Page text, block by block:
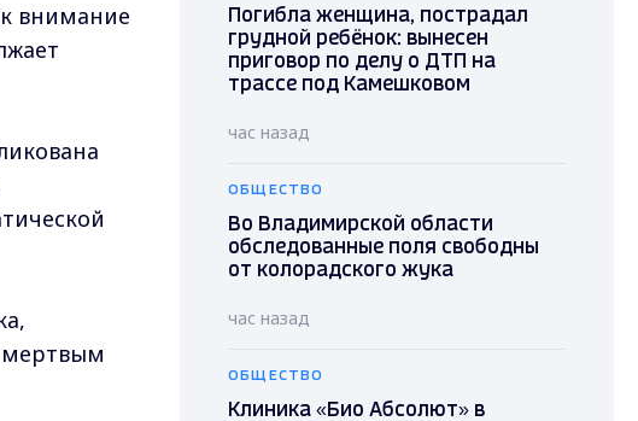
внимание
мертвым
Погибла женщина, пострадал
грудной ребёнок: вынесен
приговор по делу о ДТП на
трассе под Камешковом
час назад
ОБЩЕСТВО
Во Владимирской области
обследованные поля свободны
от колорадского жука
час назад
ОБЩЕСТВО
Клиника «Био Абсолют» в